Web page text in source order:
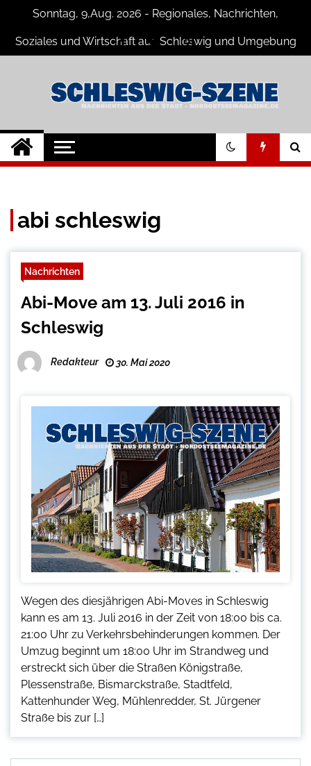
content
Sonntag, 9,Aug. 2026 - Regionales, Nachrichten,
Soziales und Wirtschaft aus Schleswig und Umgebung
Schleswig Szene
Neuigkeiten und Nachrichten aus
Schleswig und Umgebung
abi schleswig
Nachrichten
Abi-Move am 13. Juli 2016 in
Schleswig
Redakteur 30. Mai 2020
Wegen des diesjährigen Abi-Moves in Schleswig
kann es am 13. Juli 2016 in der Zeit von 18:00 bis ca.
21:00 Uhr zu Verkehrsbehinderungen kommen. Der
Umzug beginnt um 18:00 Uhr im Strandweg und
erstreckt sich über die Straßen Königstraße,
Plessenstraße, Bismarckstraße, Stadtfeld,
Kattenhunder Weg, Mühlenredder, St. Jürgener
Straße bis zur […]